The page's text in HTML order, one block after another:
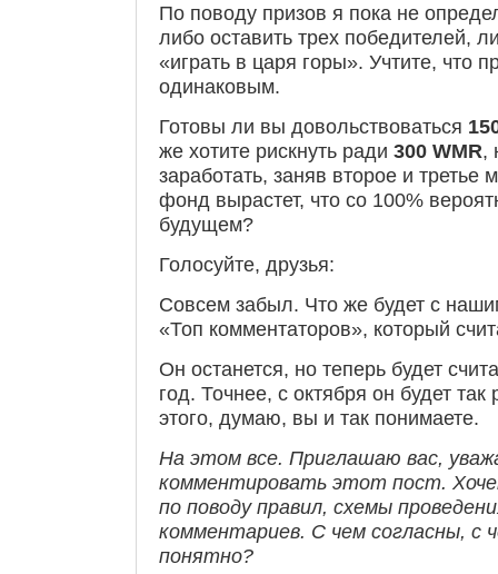
По поводу призов я пока не
либо оставить трех победителей,
«играть в царя горы». Учтите, что
одинаковым.
Готовы ли вы довольствоваться
же хотите рискнуть ради 300 WMR,
заработать, заняв второе и третье
фонд вырастет, что со 100%
будущем?
Голосуйте, друзья:
Совсем забыл. Что же будет с
«Топ комментаторов», который
Он останется, но теперь будет
год. Точнее, с октября он будет
этого, думаю, вы и так понимаете.
На этом все. Приглашаю вас,
комментировать этот пост.
по поводу правил, схемы
комментариев. С чем согласны, с
понятно?